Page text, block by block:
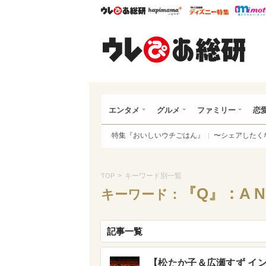
ウレぴあ総研ハピママ*
ウレぴ
エンタメ グルメ ファミリー 恋
特集『おいしいウチごはん』 〜シェアしたく
TOP > キーワード別一覧
キーワード： 『Q』：A
記事一覧
【松たか子＆広瀬すず イ